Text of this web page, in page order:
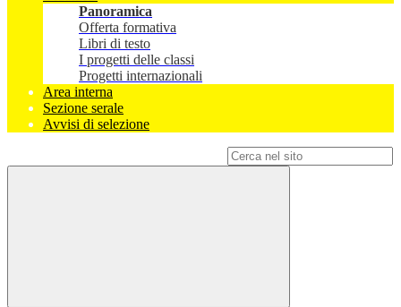
Panoramica
Offerta formativa
Libri di testo
I progetti delle classi
Progetti internazionali
Area interna
Sezione serale
Avvisi di selezione